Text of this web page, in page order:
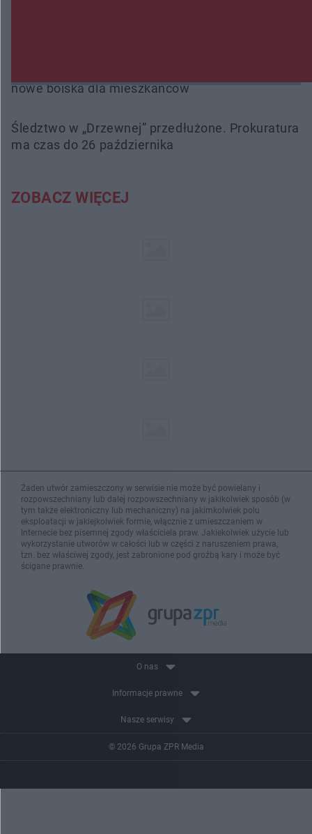
nowe boiska dla mieszkańców
Śledztwo w „Drzewnej” przedłużone. Prokuratura
ma czas do 26 października
ZOBACZ WIĘCEJ
Żaden utwór zamieszczony w serwisie nie może być powielany i
rozpowszechniany lub dalej rozpowszechniany w jakikolwiek sposób (w
tym także elektroniczny lub mechaniczny) na jakimkolwiek polu
eksploatacji w jakiejkolwiek formie, włącznie z umieszczaniem w
Internecie bez pisemnej zgody właściciela praw. Jakiekolwiek użycie lub
wykorzystanie utworów w całości lub w części z naruszeniem prawa,
tzn. bez właściwej zgody, jest zabronione pod groźbą kary i może być
ścigane prawnie.
O nas
Informacje prawne
Nasze serwisy
© 2026 Grupa ZPR Media